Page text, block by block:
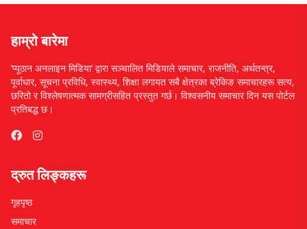
हाम्रो बारेमा
‘प्यूठान अनलाइन मिडिया’ द्वारा सञ्चालित मिडियाले समाचार, राजनीति, अर्थतन्त्र,
पूर्वाधार, सूचना प्रविधि, स्वास्थ्य, शिक्षा लगायत सबै क्षेत्रका ब्रेकिङ समाचारहरू सत्य,
छरितो र विश्लेषणात्मक सामग्रीसहित प्रस्तुत गर्छ। विश्वसनीय समाचार दिन यस पोर्टल
प्रतिबद्ध छ।
द्रुत लिङ्कहरू
गृहपृष्ठ
समाचार